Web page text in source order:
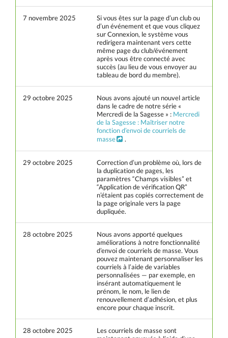
7 novembre 2025
Si vous êtes sur la page d’un club ou
d’un événement et que vous cliquez
sur Connexion, le système vous
redirigera maintenant vers cette
même page du club/événement
après vous être connecté avec
succès (au lieu de vous envoyer au
tableau de bord du membre).
29 octobre 2025
Nous avons ajouté un nouvel article
dans le cadre de notre série «
Mercredi de la Sagesse » : Mercredi
de la Sagesse : Maîtriser notre
fonction d’envoi de courriels de
masse
.
29 octobre 2025
Correction d’un problème où, lors de
la duplication de pages, les
paramètres “Champs visibles” et
“Application de vérification QR”
n’étaient pas copiés correctement de
la page originale vers la page
dupliquée.
28 octobre 2025
Nous avons apporté quelques
améliorations à notre fonctionnalité
d’envoi de courriels de masse. Vous
pouvez maintenant personnaliser les
courriels à l’aide de variables
personnalisées — par exemple, en
insérant automatiquement le
prénom, le nom, le lien de
renouvellement d’adhésion, et plus
encore pour chaque inscrit.
28 octobre 2025
Les courriels de masse sont